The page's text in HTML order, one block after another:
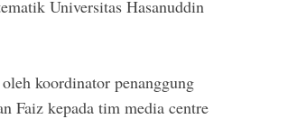
Universitas Hasanuddin
koordinator penanggung
Faiz kepada tim media centre